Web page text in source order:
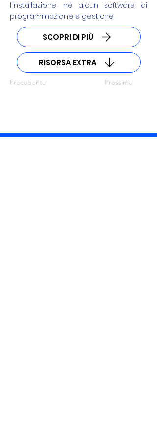
l’installazione, né alcun software di
programmazione e gestione
SCOPRI DI PIÙ
RISORSA EXTRA
Precedente Prossima